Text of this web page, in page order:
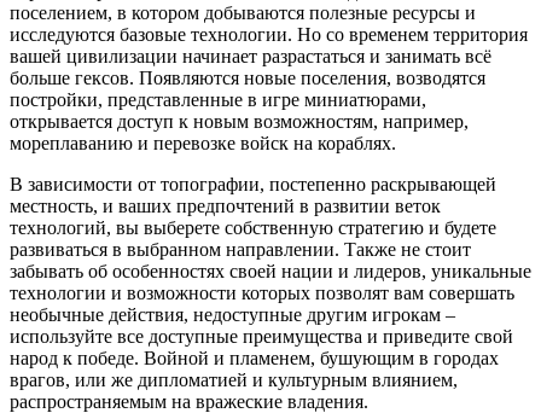
поселением, в котором добываются полезные ресурсы и
исследуются базовые технологии. Но со временем территория
вашей цивилизации начинает разрастаться и занимать всё
больше гексов. Появляются новые поселения, возводятся
постройки, представленные в игре миниатюрами,
открывается доступ к новым возможностям, например,
мореплаванию и перевозке войск на кораблях.
В зависимости от топографии, постепенно раскрывающей
местность, и ваших предпочтений в развитии веток
технологий, вы выберете собственную стратегию и будете
развиваться в выбранном направлении. Также не стоит
забывать об особенностях своей нации и лидеров, уникальные
технологии и возможности которых позволят вам совершать
необычные действия, недоступные другим игрокам –
используйте все доступные преимущества и приведите свой
народ к победе. Войной и пламенем, бушующим в городах
врагов, или же дипломатией и культурным влиянием,
распространяемым на вражеские владения.